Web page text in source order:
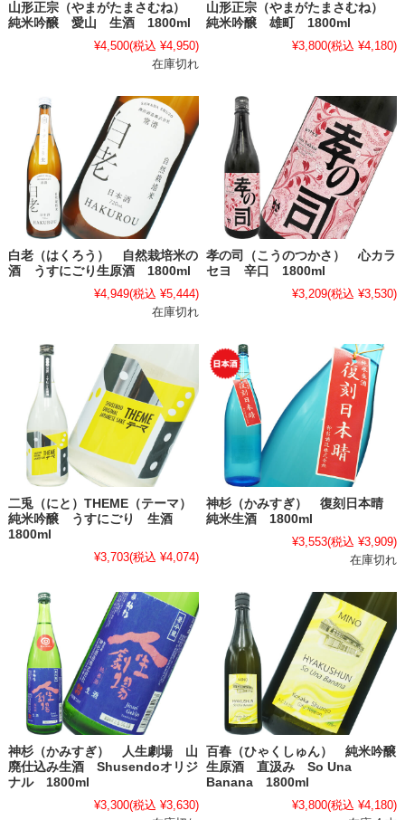
山形正宗（やまがたまさむね）
純米吟醸 愛山 生酒 1800ml
¥4,500(税込 ¥4,950)
在庫切れ
山形正宗（やまがたまさむね）
純米吟醸 雄町 1800ml
¥3,800(税込 ¥4,180)
白老（はくろう） 自然栽培米の
酒 うすにごり生原酒 1800ml
¥4,949(税込 ¥5,444)
在庫切れ
孝の司（こうのつかさ） 心カラ
セヨ 辛口 1800ml
¥3,209(税込 ¥3,530)
二兎（にと）THEME（テーマ）
純米吟醸 うすにごり 生酒
1800ml
¥3,703(税込 ¥4,074)
神杉（かみすぎ） 復刻日本晴
純米生酒 1800ml
¥3,553(税込 ¥3,909)
在庫切れ
神杉（かみすぎ） 人生劇場 山
廃仕込み生酒 Shusendoオリジ
ナル 1800ml
¥3,300(税込 ¥3,630)
百春（ひゃくしゅん） 純米吟醸
生原酒 直汲み So Una
Banana 1800ml
¥3,800(税込 ¥4,180)